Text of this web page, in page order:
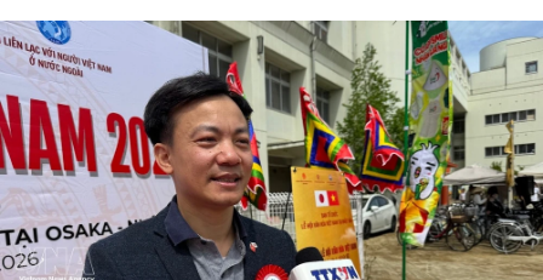
DEPORTES
VIAJES
PUENTE DE AMISTAD
HISTORIAS MULTIMEDIA
FOTOGRAFÍA